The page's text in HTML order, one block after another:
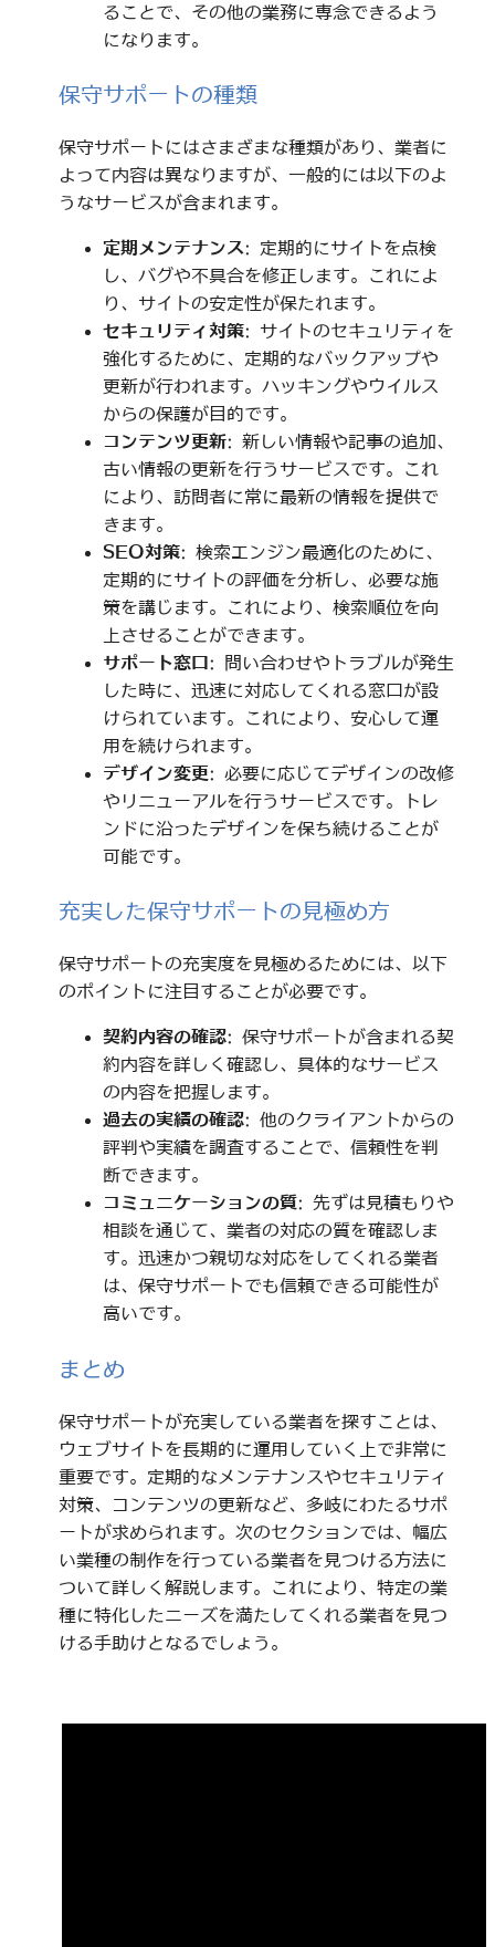
ることで、その他の業務に専念できるよう
になります。
保守サポートの種類
保守サポートにはさまざまな種類があり、業者に
よって内容は異なりますが、一般的には以下のよ
うなサービスが含まれます。
定期メンテナンス: 定期的にサイトを点検
し、バグや不具合を修正します。これによ
り、サイトの安定性が保たれます。
セキュリティ対策: サイトのセキュリティを
強化するために、定期的なバックアップや
更新が行われます。ハッキングやウイルス
からの保護が目的です。
コンテンツ更新: 新しい情報や記事の追加、
古い情報の更新を行うサービスです。これ
により、訪問者に常に最新の情報を提供で
きます。
SEO対策: 検索エンジン最適化のために、
定期的にサイトの評価を分析し、必要な施
策を講じます。これにより、検索順位を向
上させることができます。
サポート窓口 : 問い合わせやトラブルが発生
した時に、迅速に対応してくれる窓口が設
けられています。これにより、安心して運
用を続けられます。
デザイン変更: 必要に応じてデザインの改修
やリニューアルを行うサービスです。トレ
ンドに沿ったデザインを保ち続けることが
可能です。
充実した保守サポートの見極め方
保守サポートの充実度を見極めるためには、以下
のポイントに注目することが必要です。
契約内容の確認: 保守サポートが含まれる契
約内容を詳しく確認し、具体的なサービス
の内容を把握します。
過去の実績の確認: 他のクライアントからの
評判や実績を調査することで、信頼性を判
断できます。
コミュニケーションの質: 先ずは見積もりや
相談を通じて、業者の対応の質を確認しま
す。迅速かつ親切な対応をしてくれる業者
は、保守サポートでも信頼できる可能性が
高いです。
まとめ
保守サポートが充実している業者を探すことは、
ウェブサイトを長期的に運用していく上で非常に
重要です。定期的なメンテナンスやセキュリティ
対策、コンテンツの更新など、多岐にわたるサポ
ートが求められます。次のセクションでは、幅広
い業種の制作を行っている業者を見つける方法に
ついて詳しく解説します。これにより、特定の業
種に特化したニーズを満たしてくれる業者を見つ
ける手助けとなるでしょう。